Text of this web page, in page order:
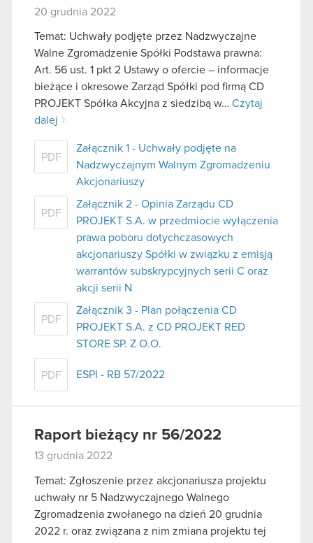
20 grudnia 2022
Temat: Uchwały podjęte przez Nadzwyczajne
Walne Zgromadzenie Spółki Podstawa prawna:
Art. 56 ust. 1 pkt 2 Ustawy o ofercie – informacje
bieżące i okresowe Zarząd Spółki pod firmą CD
PROJEKT Spółka Akcyjna z siedzibą w… Czytaj
dalej
PDF
Załącznik 1 - Uchwały podjęte na
Nadzwyczajnym Walnym Zgromadzeniu
Akcjonariuszy
PDF
Załącznik 2 - Opinia Zarządu CD
PROJEKT S.A. w przedmiocie wyłączenia
prawa poboru dotychczasowych
akcjonariuszy Spółki w związku z emisją
warrantów subskrypcyjnych serii C oraz
akcji serii N
PDF
Załącznik 3 - Plan połączenia CD
PROJEKT S.A. z CD PROJEKT RED
STORE SP. Z O.O.
PDF ESPI - RB 57/2022
Raport bieżący nr 56/2022
13 grudnia 2022
Temat: Zgłoszenie przez akcjonariusza projektu
uchwały nr 5 Nadzwyczajnego Walnego
Zgromadzenia zwołanego na dzień 20 grudnia
2022 r. oraz związana z nim zmiana projektu tej